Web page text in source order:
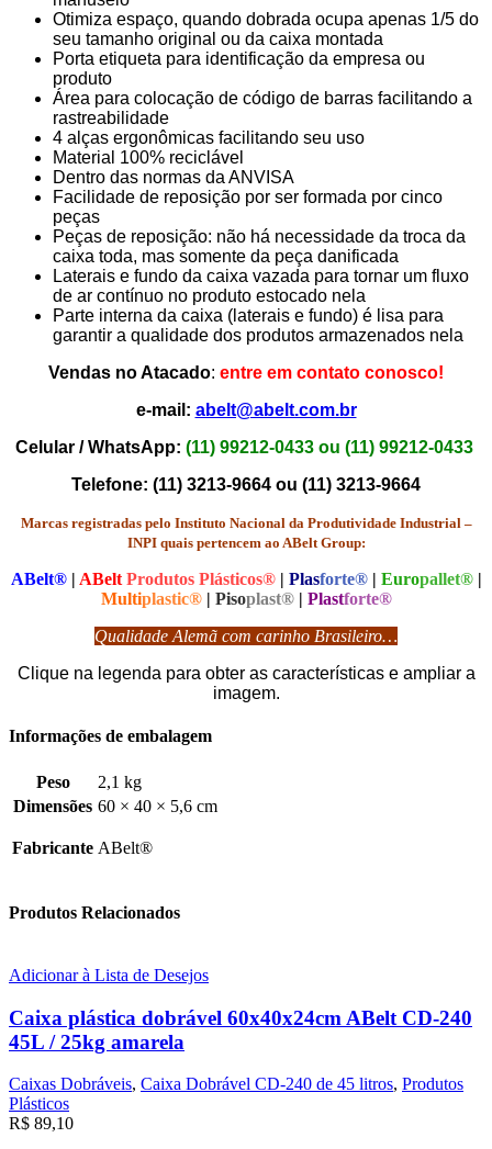
Otimiza espaço, quando dobrada ocupa apenas 1/5 do
seu tamanho original ou da caixa montada
Porta etiqueta para identificação da empresa ou
produto
Área para colocação de código de barras facilitando a
rastreabilidade
4 alças ergonômicas facilitando seu uso
Material 100% reciclável
Dentro das normas da ANVISA
Facilidade de reposição por ser formada por cinco
peças
Peças de reposição: não há necessidade da troca da
caixa toda, mas somente da peça danificada
Laterais e fundo da caixa vazada para tornar um fluxo
de ar contínuo no produto estocado nela
Parte interna da caixa (laterais e fundo) é lisa para
garantir a qualidade dos produtos armazenados nela
Vendas no Atacado: entre em contato conosco!
e-mail: abelt@abelt.com.br
Celular / WhatsApp: (11) 99212-0433 ou (11) 99212-0433
Telefone: (11) 3213-9664 ou (11) 3213-9664
Marcas registradas pelo Instituto Nacional da Produtividade Industrial –
INPI quais pertencem ao ABelt Group:
ABelt®| ABelt Produtos Plásticos®| Plasforte® | Europallet® |
Multiplastic® | Pisoplast® | Plastforte®
Qualidade Alemã com carinho Brasileiro…
Clique na legenda para obter as características e ampliar a
imagem.
Informações de embalagem
Peso
2,1 kg
Dimensões 60 × 40 × 5,6 cm
Fabricante ABelt®
Produtos Relacionados
Adicionar à Lista de Desejos
Caixa plástica dobrável 60x40x24cm ABelt CD-240
45L / 25kg amarela
Caixas Dobráveis, Caixa Dobrável CD-240 de 45 litros, Produtos
Plásticos
R$ 89,10